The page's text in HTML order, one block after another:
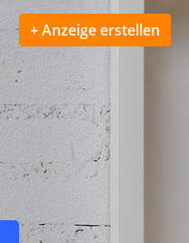
+ Anzeige erstellen